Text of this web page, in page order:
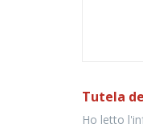
Tutela
Ho letto